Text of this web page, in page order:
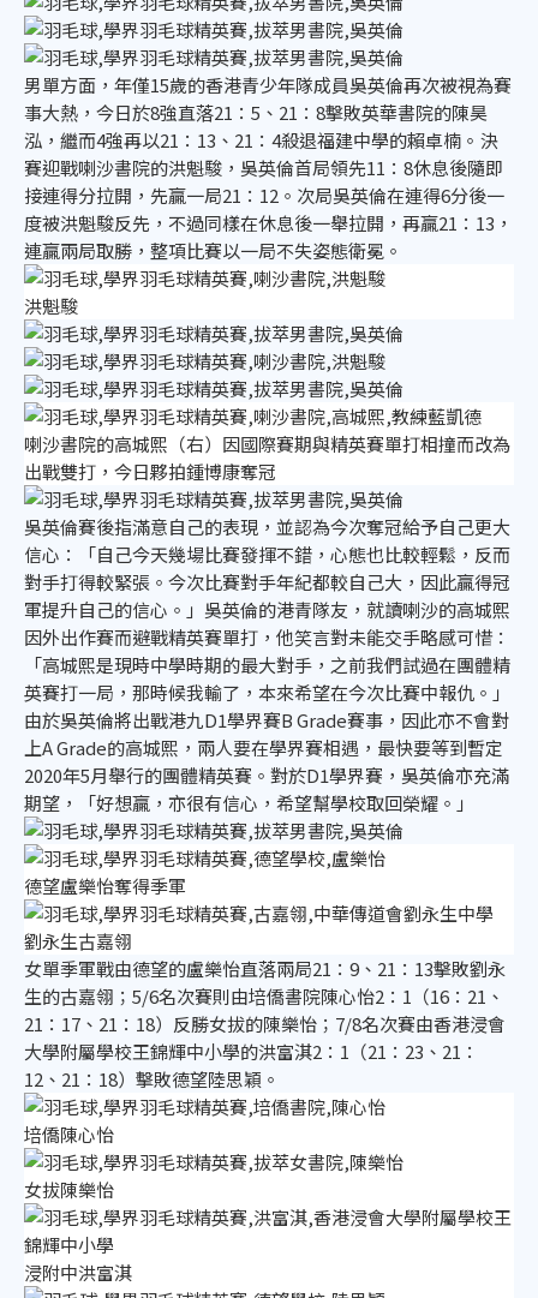
男單方面，年僅15歲的香港青少年隊成員吳英倫再次被視為賽
事大熱，今日於8強直落21：5、21：8擊敗英華書院的陳昊
泓，繼而4強再以21：13、21：4殺退福建中學的賴卓楠。決
賽迎戰喇沙書院的洪魁駿，吳英倫首局領先11：8休息後隨即
接連得分拉開，先贏一局21：12。次局吳英倫在連得6分後一
度被洪魁駿反先，不過同樣在休息後一舉拉開，再贏21：13，
連贏兩局取勝，整項比賽以一局不失姿態衛冕。
洪魁駿
喇沙書院的高城熙（右）因國際賽期與精英賽單打相撞而改為
出戰雙打，今日夥拍鍾博康奪冠
吳英倫賽後指滿意自己的表現，並認為今次奪冠給予自己更大
信心：「自己今天幾場比賽發揮不錯，心態也比較輕鬆，反而
對手打得較緊張。今次比賽對手年紀都較自己大，因此贏得冠
軍提升自己的信心。」吳英倫的港青隊友，就讀喇沙的高城熙
因外出作賽而避戰精英賽單打，他笑言對未能交手略感可惜：
「高城熙是現時中學時期的最大對手，之前我們試過在團體精
英賽打一局，那時候我輸了，本來希望在今次比賽中報仇。」
由於吳英倫將出戰港九D1學界賽B Grade賽事，因此亦不會對
上A Grade的高城熙，兩人要在學界賽相遇，最快要等到暫定
2020年5月舉行的團體精英賽。對於D1學界賽，吳英倫亦充滿
期望，「好想贏，亦很有信心，希望幫學校取回榮耀。」
德望盧樂怡奪得季軍
劉永生古嘉翎
女單季軍戰由德望的盧樂怡直落兩局21：9、21：13擊敗劉永
生的古嘉翎；5/6名次賽則由培僑書院陳心怡2：1（16：21、
21：17、21：18）反勝女拔的陳樂怡；7/8名次賽由香港浸會
大學附屬學校王錦輝中小學的洪富淇2：1（21：23、21：
12、21：18）擊敗德望陸思穎。
培僑陳心怡
女拔陳樂怡
浸附中洪富淇